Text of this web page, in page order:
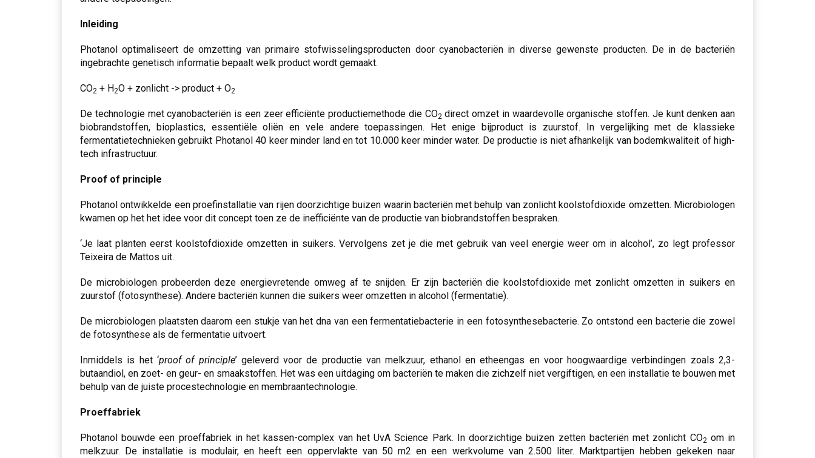
Inleiding
Photanol optimaliseert de omzetting van primaire stofwisselingsproducten door cyanobacteriën in diverse gewenste producten. De in de bacteriën
ingebrachte genetisch informatie bepaalt welk product wordt gemaakt.
CO2 + H2O + zonlicht -> product + O2
De technologie met cyanobacteriën is een zeer efficiënte productiemethode die CO2 direct omzet in waardevolle organische stoffen. Je kunt denken aan
biobrandstoffen, bioplastics, essentiële oliën en vele andere toepassingen. Het enige bijproduct is zuurstof. In vergelijking met de klassieke
fermentatietechnieken gebruikt Photanol 40 keer minder land en tot 10.000 keer minder water. De productie is niet afhankelijk van bodemkwaliteit of high-
tech infrastructuur.
Proof of principle
Photanol ontwikkelde een proefinstallatie van rijen doorzichtige buizen waarin bacteriën met behulp van zonlicht koolstofdioxide omzetten. Microbiologen
kwamen op het het idee voor dit concept toen ze de inefficiënte van de productie van biobrandstoffen bespraken.
‘Je laat planten eerst koolstofdioxide omzetten in suikers. Vervolgens zet je die met gebruik van veel energie weer om in alcohol’, zo legt professor
Teixeira de Mattos uit.
De microbiologen probeerden deze energievretende omweg af te snijden. Er zijn bacteriën die koolstofdioxide met zonlicht omzetten in suikers en
zuurstof (fotosynthese). Andere bacteriën kunnen die suikers weer omzetten in alcohol (fermentatie).
De microbiologen plaatsten daarom een stukje van het dna van een fermentatiebacterie in een fotosynthesebacterie. Zo ontstond een bacterie die zowel
de fotosynthese als de fermentatie uitvoert.
Inmiddels is het ‘proof of principle’ geleverd voor de productie van melkzuur, ethanol en etheengas en voor hoogwaardige verbindingen zoals 2,3-
butaandiol, en zoet- en geur- en smaakstoffen. Het was een uitdaging om bacteriën te maken die zichzelf niet vergiftigen, en een installatie te bouwen met
behulp van de juiste procestechnologie en membraantechnologie.
Proeffabriek
Photanol bouwde een proeffabriek in het kassen-complex van het UvA Science Park. In doorzichtige buizen zetten bacteriën met zonlicht CO2 om in
melkzuur. De installatie is modulair, en heeft een oppervlakte van 50 m2 en een werkvolume van 2.500 liter. Marktpartijen hebben gekeken naar